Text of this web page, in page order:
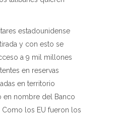
estadounidense
y con esto se
a 9 mil millones
en reservas
en territorio
en nombre del Banco
Como los EU fueron los